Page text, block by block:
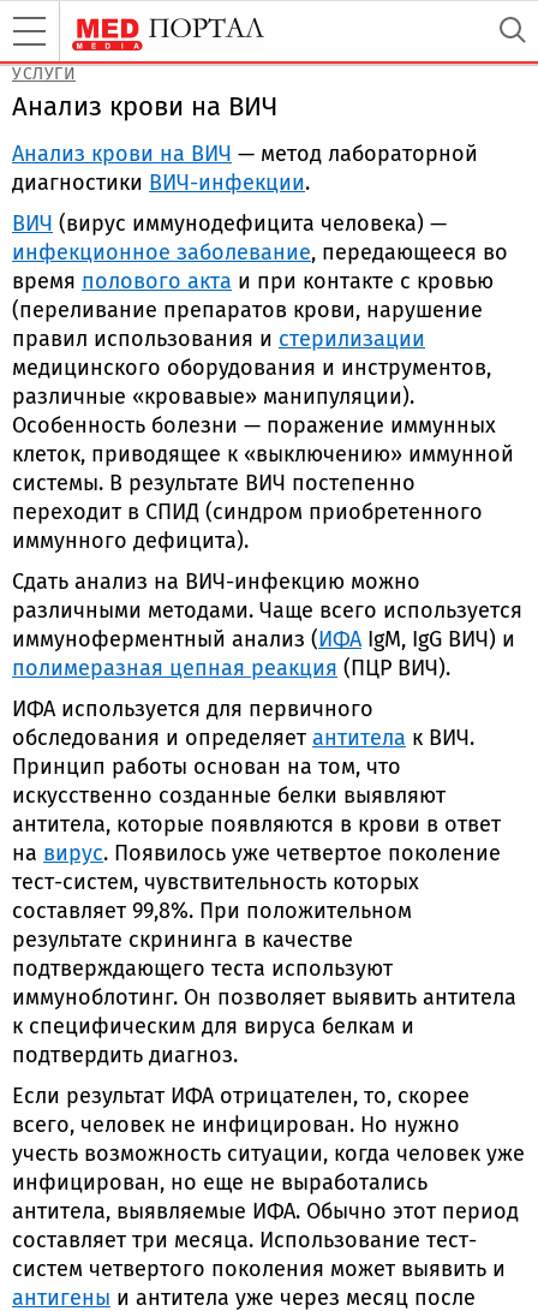
УСЛУГИ
Анализ крови на ВИЧ
Анализ крови на ВИЧ — метод лабораторной
диагностики ВИЧ-инфекции.
ВИЧ (вирус иммунодефицита человека) —
инфекционное заболевание, передающееся во
время полового акта и при контакте с кровью
(переливание препаратов крови, нарушение
правил использования и стерилизации
медицинского оборудования и инструментов,
различные «кровавые» манипуляции).
Особенность болезни — поражение иммунных
клеток, приводящее к «выключению» иммунной
системы. В результате ВИЧ постепенно
переходит в СПИД (синдром приобретенного
иммунного дефицита).
Сдать анализ на ВИЧ-инфекцию можно
различными методами. Чаще всего используется
иммуноферментный анализ ( ИФА IgM, IgG ВИЧ) и
полимеразная цепная реакция (ПЦР ВИЧ).
ИФА используется для первичного
обследования и определяет антитела к ВИЧ.
Принцип работы основан на том, что
искусственно созданные белки выявляют
антитела, которые появляются в крови в ответ
на вирус. Появилось уже четвертое поколение
тест-систем, чувствительность которых
составляет 99,8%. При положительном
результате скрининга в качестве
подтверждающего теста используют
иммуноблотинг. Он позволяет выявить антитела
к специфическим для вируса белкам и
подтвердить диагноз.
Если результат ИФА отрицателен, то, скорее
всего, человек не инфицирован. Но нужно
учесть возможность ситуации, когда человек уже
инфицирован, но еще не выработались
антитела, выявляемые ИФА. Обычно этот период
составляет три месяца. Использование тест-
систем четвертого поколения может выявить и
антигены и антитела уже через месяц после